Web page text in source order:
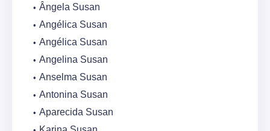
Ângela Susan
Angélica Susan
Angélica Susan
Angelina Susan
Anselma Susan
Antonina Susan
Aparecida Susan